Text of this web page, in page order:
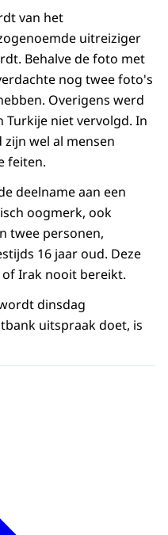
van het
uitreiziger
Behalve de foto met
nog twee foto's
Overigens werd
niet vervolgd. In
zijn wel al mensen
feiten.
deelname aan een
oogmerk, ook
twee personen,
16 jaar oud. Deze
Irak nooit bereikt.
dinsdag
uitspraak doet, is